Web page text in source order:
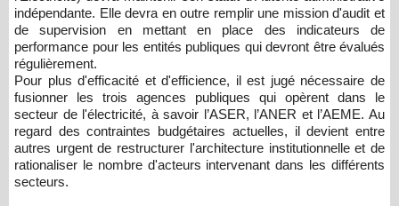
indépendante. Elle devra en outre remplir une mission d'audit et
de supervision en mettant en place des indicateurs de
performance pour les entités publiques qui devront être évalués
régulièrement.
Pour plus d'efficacité et d'efficience, il est jugé nécessaire de
fusionner les trois agences publiques qui opèrent dans le
secteur de l'électricité, à savoir l’ASER, l’ANER et l’AEME. Au
regard des contraintes budgétaires actuelles, il devient entre
autres urgent de restructurer l'architecture institutionnelle et de
rationaliser le nombre d'acteurs intervenant dans les différents
secteurs.